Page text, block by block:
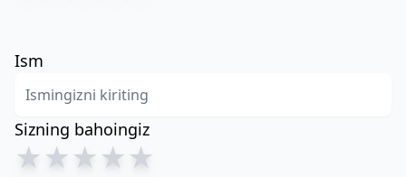
Ism
Sizning bahoingiz
★★★★★